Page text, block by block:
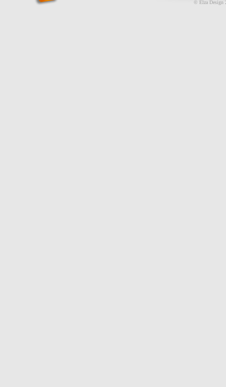
© Elza Design